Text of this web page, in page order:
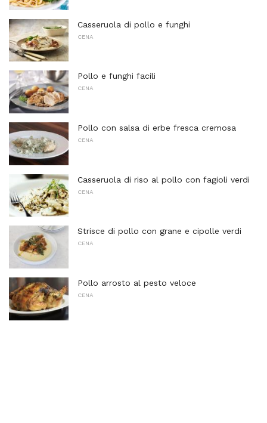
Casseruola di pollo e funghi
CENA
Pollo e funghi facili
CENA
Pollo con salsa di erbe fresca cremosa
CENA
Casseruola di riso al pollo con fagioli verdi
CENA
Strisce di pollo con grane e cipolle verdi
CENA
Pollo arrosto al pesto veloce
CENA